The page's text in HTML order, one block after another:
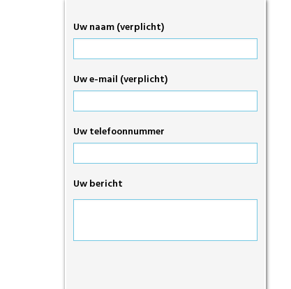
Uw naam (verplicht)
Uw e-mail (verplicht)
Uw telefoonnummer
Uw bericht